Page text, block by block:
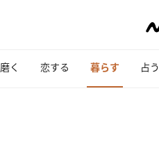
磨く 恋する 暮らす 占う